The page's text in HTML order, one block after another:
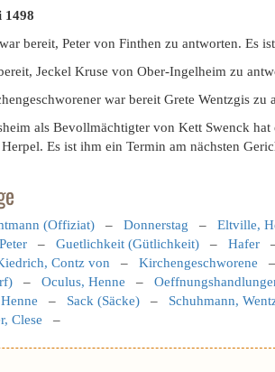
1498
bereit, Peter von Finthen zu antworten. Es
Jeckel Kruse von Ober-Ingelheim zu
war bereit Grete Wentzgis
als Bevollmächtigter von Kett Swenck
Es ist ihm ein Termin am nächsten
(Offiziat) – Donnerstag – Eltville,
– Guetlichkeit (Gütlichkeit) – Hafer
Contz von – Kirchengeschworene
– Oculus, Henne –
– Sack (Säcke) – Schuhmann,
Clese –